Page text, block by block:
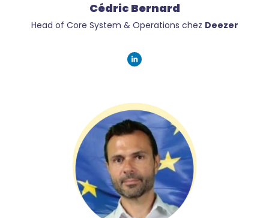
Cédric Bernard
Head of Core System & Operations chez Deezer